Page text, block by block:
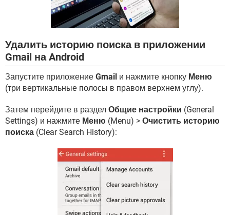
Удалить историю поиска в приложении
Gmail на Android
Запустите приложение Gmail и нажмите кнопку Меню
(три вертикальные полосы в правом верхнем углу).
Затем перейдите в раздел Общие настройки (General
Settings) и нажмите Меню (Menu) > Очистить историю
поиска (Clear Search History):